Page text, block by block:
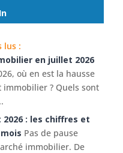
lus :
en juillet 2026
où en est la hausse
? Quels sont
: les chiffres et
Pas de pause
immobilier. De